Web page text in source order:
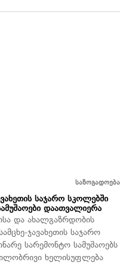
საზოგადოება
საჯარო სკოლებში
დაათვალიერა
და ახალგაზრდობის
ჯავახეთის საჯარო
სარემონტო სამუშაოებს
ხელისუფლება